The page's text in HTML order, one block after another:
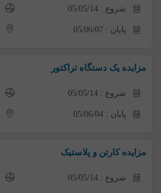
شروع : 05/05/14
پایان : 05/06/07
مزایده یک دستگاه تراکتور
شروع : 05/05/14
پایان : 05/06/04
مزایده کارتن و پلاستیک
شروع : 05/05/14